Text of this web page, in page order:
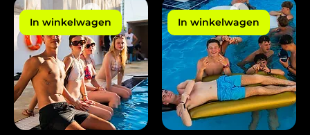
In winkelwagen In winkelwagen